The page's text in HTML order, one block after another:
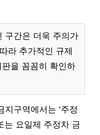
구간은 더욱 주의가
라 추가적인 규제
을 꼼꼼히 확인하
구역에서는 ‘주정
는 요일제 주정차 금